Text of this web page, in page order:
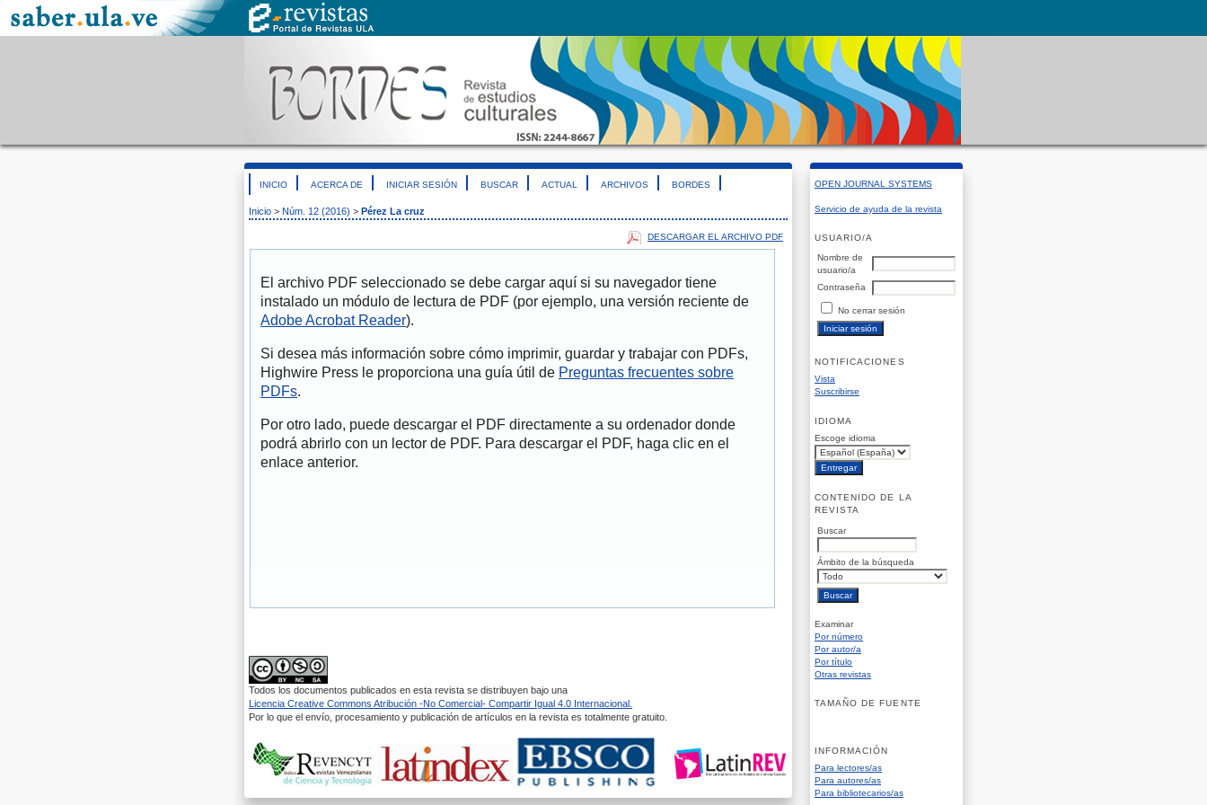
OPEN JOURNAL SYSTEMS
Servicio de ayuda de la revista
USUARIO/A
Nombre de
usuario/a
Contraseña
No cerrar sesión
NOTIFICACIONES
Vista
Suscribirse
IDIOMA
Escoge idioma
CONTENIDO DE LA
REVISTA
Buscar
Ámbito de la búsqueda
Examinar
Por número
Por autor/a
Por título
Otras revistas
TAMAÑO DE FUENTE
INFORMACIÓN
Para lectores/as
Para autores/as
Para bibliotecarios/as
INICIO ACERCA DE INICIAR SESIÓN BUSCAR ACTUAL ARCHIVOS BORDES
Inicio > Núm. 12 (2016) > Pérez La cruz
DESCARGAR EL ARCHIVO PDF
El archivo PDF seleccionado se debe cargar aquí si su navegador tiene
instalado un módulo de lectura de PDF (por ejemplo, una versión reciente de
Adobe Acrobat Reader).
Si desea más información sobre cómo imprimir, guardar y trabajar con PDFs,
Highwire Press le proporciona una guía útil de Preguntas frecuentes sobre
PDFs.
Por otro lado, puede descargar el PDF directamente a su ordenador donde
podrá abrirlo con un lector de PDF. Para descargar el PDF, haga clic en el
enlace anterior.
Todos los documentos publicados en esta revista se distribuyen bajo una
Licencia Creative Commons Atribución -No Comercial- Compartir Igual 4.0 Internacional.
Por lo que el envío, procesamiento y publicación de artículos en la revista es totalmente gratuito.